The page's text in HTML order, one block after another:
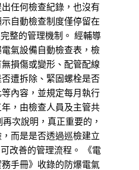
任何檢查紀錄，也沒有
自動檢查制度僅停留在
整的管理機制。 經輔導
氣設備自動檢查表，檢
損傷或變形、配管配線
遭拆除、緊固螺栓是否
內容，並規定每月執行
，由檢查人員及主管共
次說明，真正重要的，
而是是否透過巡檢建立
改善的管理流程。 《電
手冊》收錄的防爆電氣